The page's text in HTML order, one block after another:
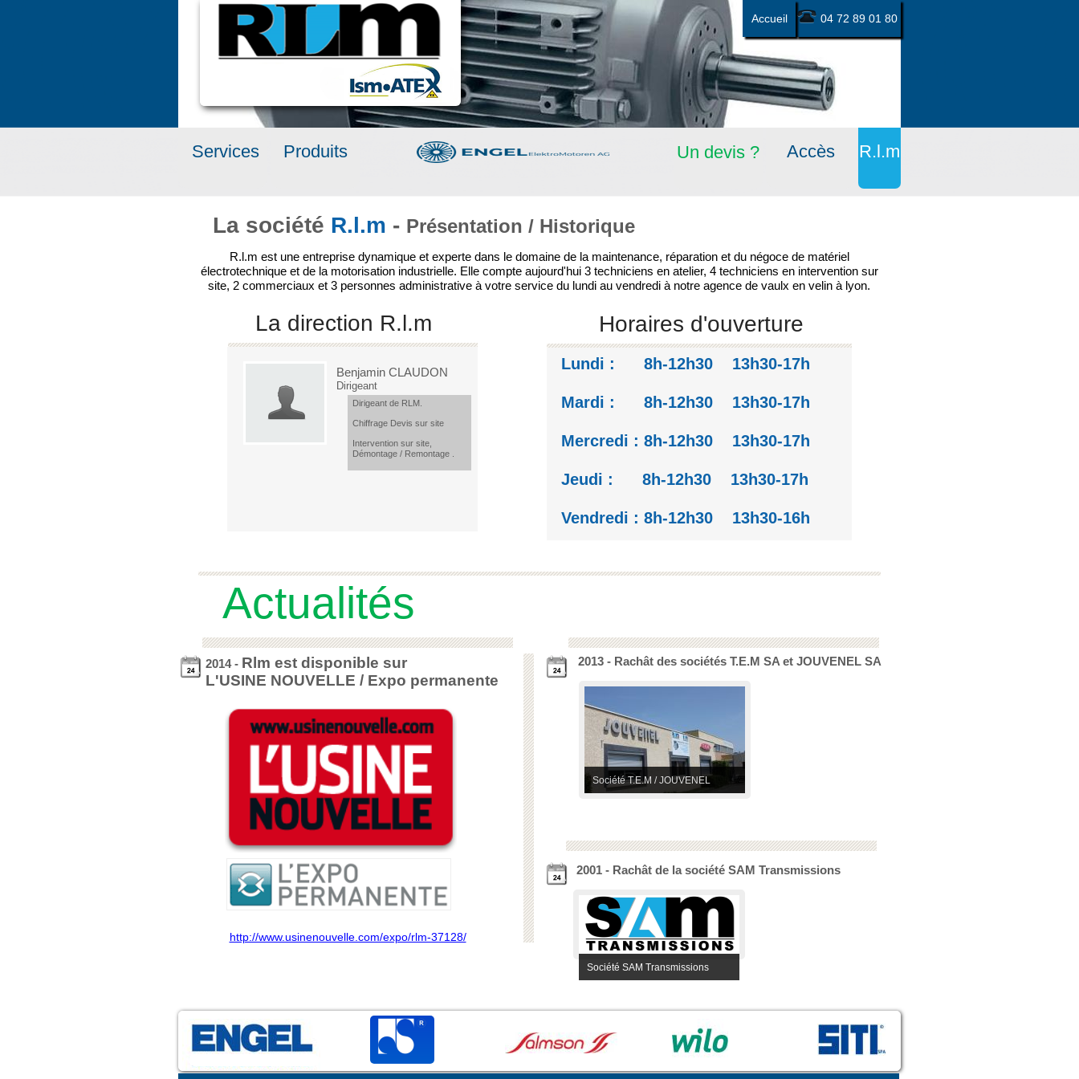
http://www.usinenouvelle.com/expo/rlm-37128/
2014 - Rlm est disponible sur
L'USINE NOUVELLE / Expo permanente
Actualités
Société SAM Transmissions
2001 - Rachât de la société SAM Transmissions
Société T.E.M / JOUVENEL
2013 - Rachât des sociétés T.E.M SA et JOUVENEL SA
Lundi : 8h-12h30 13h30-17h
Mardi : 8h-12h30 13h30-17h
Mercredi : 8h-12h30 13h30-17h
Jeudi : 8h-12h30 13h30-17h
Vendredi : 8h-12h30 13h30-16h
Horaires d'ouverture
Dirigeant de RLM.
Chiffrage Devis sur site
Intervention sur site,
Démontage / Remontage .
Benjamin CLAUDON
Dirigeant
La direction R.l.m
R.l.m est une entreprise dynamique et experte dans le domaine de la maintenance, réparation et du négoce de matériel
électrotechnique et de la motorisation industrielle. Elle compte aujourd'hui 3 techniciens en atelier, 4 techniciens en intervention sur
site, 2 commerciaux et 3 personnes administrative à votre service du lundi au vendredi à notre agence de vaulx en velin à lyon.
La société R.l.m - Présentation / Historique
04 72 89 01 80
Accueil
Accès
Produits
Services R.l.m
Un devis ?